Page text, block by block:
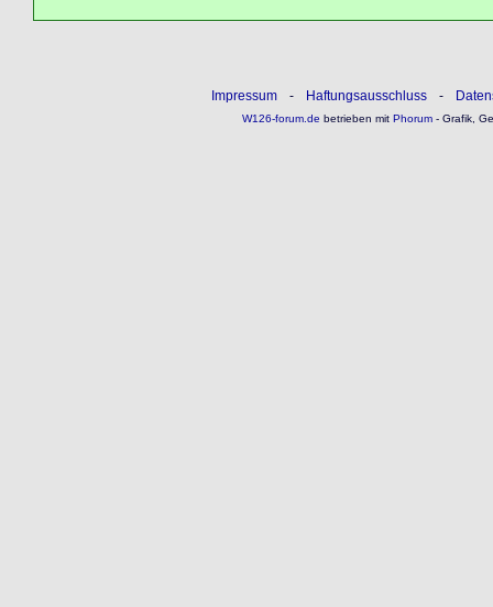
Impressum - Haftungsausschluss -
W126-forum.de betrieben mitPhorum- Grafik,